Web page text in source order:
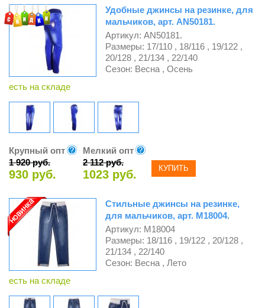
Удобные джинсы на резинке, для
мальчиков, арт. AN50181.
Артикул: AN50181.
Размеры: 17/110 , 18/116 , 19/122 ,
20/128 , 21/134 , 22/140
Сезон: Весна , Осень
есть на складе
Крупный опт
Мелкий опт
1 920 руб.
930 руб.
2 112 руб.
1023 руб. КУПИТЬ
Стильные джинсы на резинке,
для мальчиков, арт. М18004.
Артикул: М18004
Размеры: 18/116 , 19/122 , 20/128 ,
21/134 , 22/140
Сезон: Весна , Лето
есть на складе